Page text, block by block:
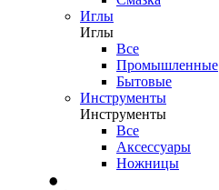
Иглы
Иглы
Все
Промышленные
Бытовые
Инструменты
Инструменты
Все
Аксессуары
Ножницы